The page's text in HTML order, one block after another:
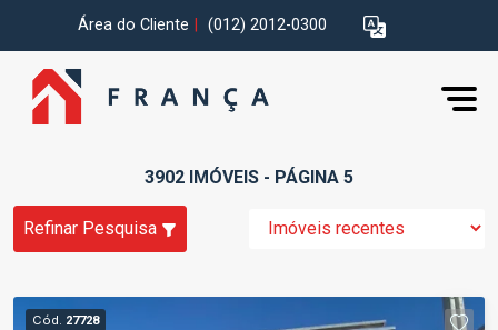
Área do Cliente (012) 2012-0300
3902 IMÓVEIS - PÁGINA 5
Refinar Pesquisa
Cód. 27728